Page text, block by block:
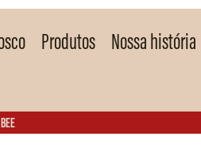
Produtos Nossa história